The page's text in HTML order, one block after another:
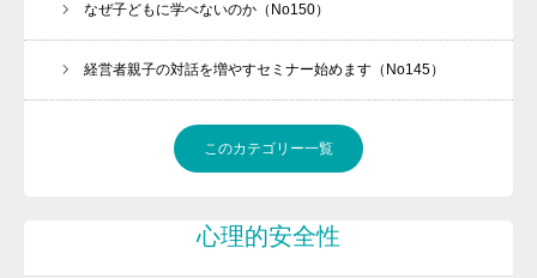
なぜ子どもに学べないのか（No150）
経営者親子の対話を増やすセミナー始めます（No145）
このカテゴリー一覧
心理的安全性